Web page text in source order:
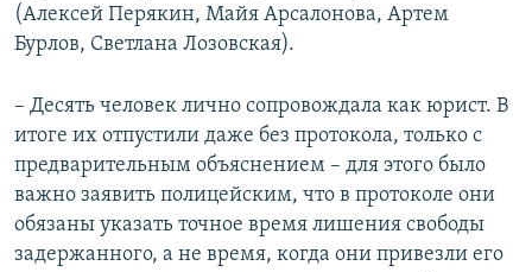
(Алексей Перякин, Майя Арсалонова, Артем
Бурлов, Светлана Лозовская).
– Десять человек лично сопровождала как юрист. В
итоге их отпустили даже без протокола, только с
предварительным объяснением – для этого было
важно заявить полицейским, что в протоколе они
обязаны указать точное время лишения свободы
задержанного, а не время, когда они привезли его